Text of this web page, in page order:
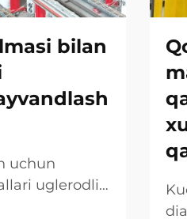
bilan
uchun
uglerodli